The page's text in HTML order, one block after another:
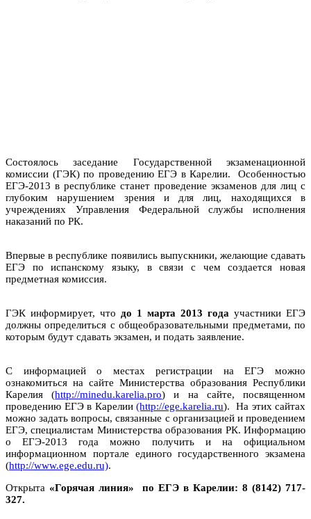
Состоялось заседание Государственной экзаменационной
комиссии (ГЭК) по проведению ЕГЭ в Карелии. Особенностью
ЕГЭ-2013 в республике станет проведение экзаменов для лиц с
глубоким нарушением зрения и для лиц, находящихся в
учреждениях Управления Федеральной службы исполнения
наказаний по РК.
Впервые в республике появились выпускники, желающие сдавать
ЕГЭ по испанскому языку, в связи с чем создается новая
предметная комиссия.
ГЭК информирует, что до 1 марта 2013 года участники ЕГЭ
должны определиться с общеобразовательными предметами, по
которым будут сдавать экзамен, и подать заявление.
С информацией о местах регистрации на ЕГЭ можно
ознакомиться на сайте Министерства образования Республики
Карелия (http://minedu.karelia.pro) и на сайте, посвященном
проведению ЕГЭ в Карелии (http://ege.karelia.ru). На этих сайтах
можно задать вопросы, связанные с организацией и проведением
ЕГЭ, специалистам Министерства образования РК. Информацию
о ЕГЭ-2013 года можно получить и на официальном
информационном портале единого государственного экзамена
(http://www.ege.edu.ru).
Открыта «Горячая линия» по ЕГЭ в Карелии: 8 (8142) 717-
327.